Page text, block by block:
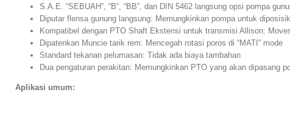
S.A.E. “SEBUAH”, “B”, “BB”, dan DIN 5462 langsung opsi pompa
Diputar flensa gunung langsung: Memungkinkan pompa untuk
Kompatibel dengan PTO Shaft Ekstensi untuk transmisi Allison:
Dipatenkan Muncie tarik rem: Mencegah rotasi poros di “MATI” mode
Standard tekanan pelumasan: Tidak ada biaya tambahan
Dua pengaturan perakitan: Memungkinkan PTO yang akan dipasang
Aplikasi umum: